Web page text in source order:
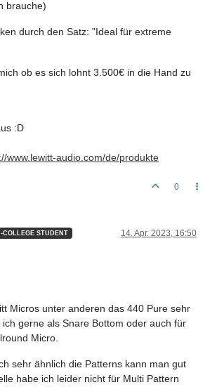
brauche)
durch den Satz: "Ideal für extreme
ob es sich lohnt 3.500€ in die Hand zu
:D
www.lewitt-audio.com/de/produkte
0
COLLEGE STUDENT 14. Apr. 2023, 16:50
Micros unter anderen das 440 Pure sehr
gerne als Snare Bottom oder auch für
Micro.
sehr ähnlich die Patterns kann man gut
habe ich leider nicht für Multi Pattern